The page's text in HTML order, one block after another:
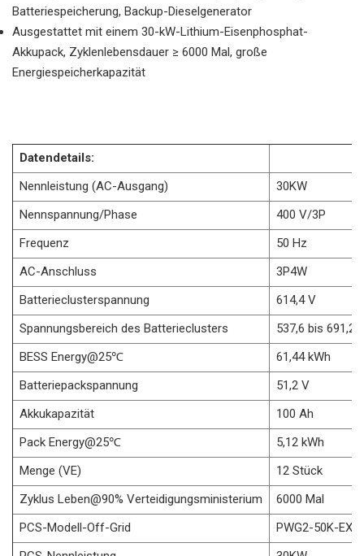
Batteriespeicherung, Backup-Dieselgenerator
Ausgestattet mit einem 30-kW-Lithium-Eisenphosphat-
Akkupack, Zyklenlebensdauer ≥ 6000 Mal, große
Energiespeicherkapazität
Datendetails:
Nennleistung (AC-Ausgang)
30KW
Nennspannung/Phase
400 V/3P
Frequenz
50 Hz
AC-Anschluss
3P4W
Batterieclusterspannung
614,4 V
Spannungsbereich des Batterieclusters
537,6 bis 691,2
BESS Energy@25℃
61,44 kWh
Batteriepackspannung
51,2 V
Akkukapazität
100 Ah
Pack Energy@25℃
5,12 kWh
Menge (VE)
12 Stück
Zyklus Leben@90% Verteidigungsministerium
6000 Mal
PCS-Modell-Off-Grid
PWG2-50K-EX